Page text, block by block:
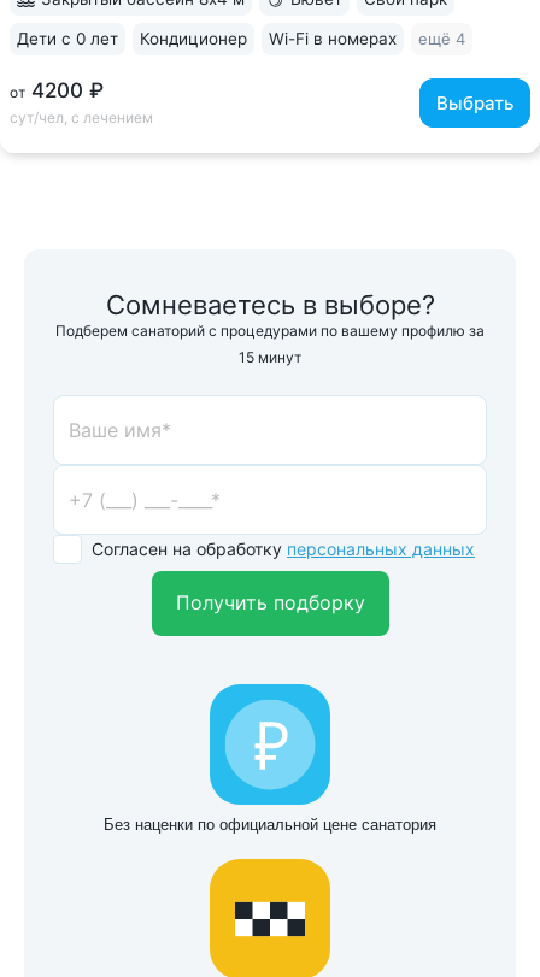
от 4200 ₽
сут/чел, с лечением
Выбрать
Дети с 0 лет Кондиционер Wi-Fi в номерах ещё 4
Сомневаетесь в выборе?
Подберем санаторий с процедурами по вашему профилю за
15 минут
Согласен на обработку персональных данных
Получить подборку
Без наценки по официальной цене санатория